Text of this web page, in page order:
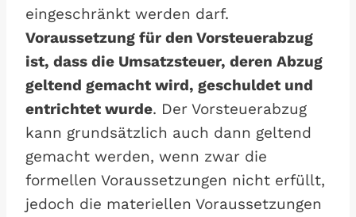
eingeschränkt werden darf.
Voraussetzung für den Vorsteuerabzug
ist, dass die Umsatzsteuer, deren Abzug
geltend gemacht wird, geschuldet und
entrichtet wurde. Der Vorsteuerabzug
kann grundsätzlich auch dann geltend
gemacht werden, wenn zwar die
formellen Voraussetzungen nicht erfüllt,
jedoch die materiellen Voraussetzungen